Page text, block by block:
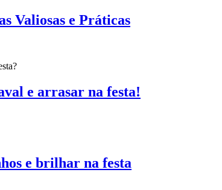
Valiosas e Práticas
e arrasar na festa!
e brilhar na festa